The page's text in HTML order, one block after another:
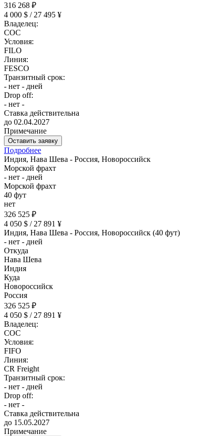
316 268 ₽
4 000 $ / 27 495 ¥
Владелец:
COC
Условия:
FILO
Линия:
FESCO
Транзитный срок:
- нет - дней
Drop off:
- нет -
Ставка действительна
до 02.04.2027
Примечание
Оставить заявку
Подробнее
Индия, Нава Шева - Россия, Новороссийск
Морской фрахт
- нет - дней
Морской фрахт
40 фут
нет
326 525 ₽
4 050 $ / 27 891 ¥
Индия, Нава Шева - Россия, Новороссийск (40 фут)
- нет - дней
Откуда
Нава Шева
Индия
Куда
Новороссийск
Россия
326 525 ₽
4 050 $ / 27 891 ¥
Владелец:
COC
Условия:
FIFO
Линия:
CR Freight
Транзитный срок:
- нет - дней
Drop off:
- нет -
Ставка действительна
до 15.05.2027
Примечание